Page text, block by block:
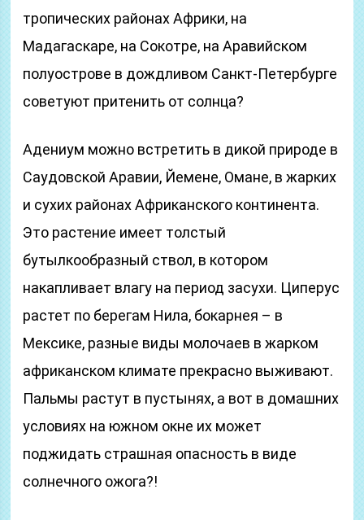
тропических районах Африки, на
Мадагаскаре, на Сокотре, на Аравийском
полуострове в дождливом Санкт-Петербурге
советуют притенить от солнца?
Адениум можно встретить в дикой природе в
Саудовской Аравии, Йемене, Омане, в жарких
и сухих районах Африканского континента.
Это растение имеет толстый
бутылкообразный ствол, в котором
накапливает влагу на период засухи. Циперус
растет по берегам Нила, бокарнея – в
Мексике, разные виды молочаев в жарком
африканском климате прекрасно выживают.
Пальмы растут в пустынях, а вот в домашних
условиях на южном окне их может
поджидать страшная опасность в виде
солнечного ожога?!